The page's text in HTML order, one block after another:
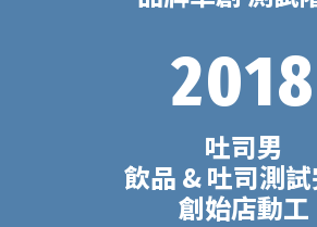
2018
吐司男
飲品 & 吐司測
創始店動工